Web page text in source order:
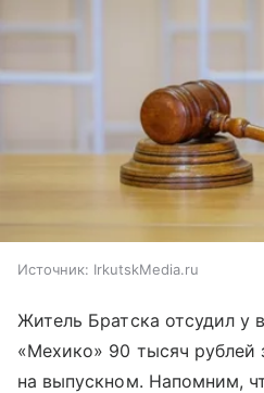
Источник: IrkutskMedia.ru
Житель Братска отсудил у
«Мехико» 90 тысяч рублей
на выпускном. Напомним,